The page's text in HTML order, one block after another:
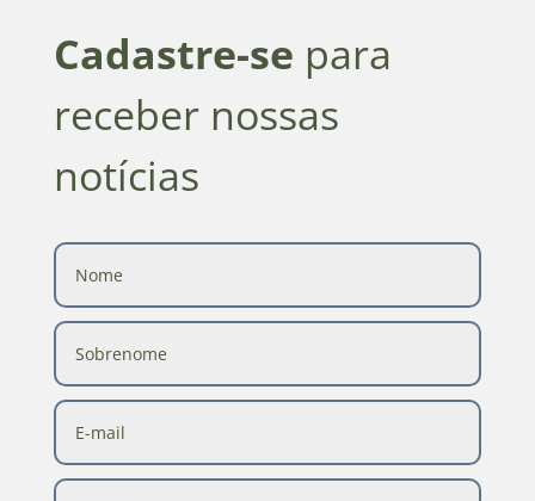
Cadastre-se para
receber nossas
notícias